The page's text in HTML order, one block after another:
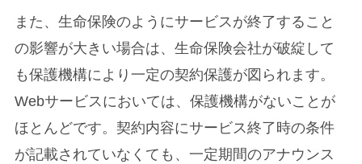
また、生命保険のようにサービスが終了すること
の影響が大きい場合は、生命保険会社が破綻して
も保護機構により一定の契約保護が図られます。
Webサービスにおいては、保護機構がないことが
ほとんどです。契約内容にサービス終了時の条件
が記載されていなくても、一定期間のアナウンス